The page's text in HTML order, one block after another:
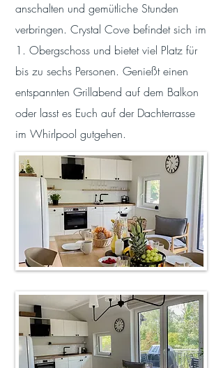
anschalten und gemütliche Stunden
verbringen. Crystal Cove befindet sich im
1. Obergschoss und bietet viel Platz für
bis zu sechs Personen. Genießt einen
entspannten Grillabend auf dem Balkon
oder lasst es Euch auf der Dachterrasse
im Whirlpool gutgehen.